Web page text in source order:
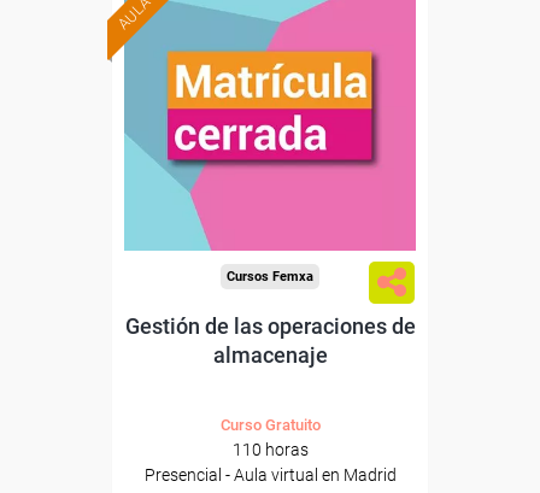
Cursos Femxa
Gestión de las operaciones de
almacenaje
Curso Gratuito
110 horas
Presencial - Aula virtual en Madrid